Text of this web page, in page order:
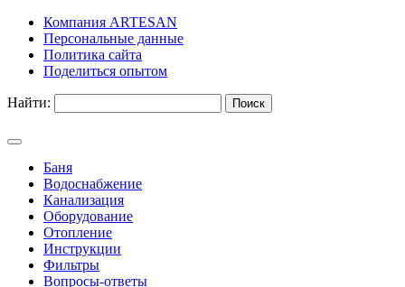
Компания ARTESAN
Персональные данные
Политика сайта
Поделиться опытом
Найти:
Баня
Водоснабжение
Канализация
Оборудование
Отопление
Инструкции
Фильтры
Вопросы-ответы